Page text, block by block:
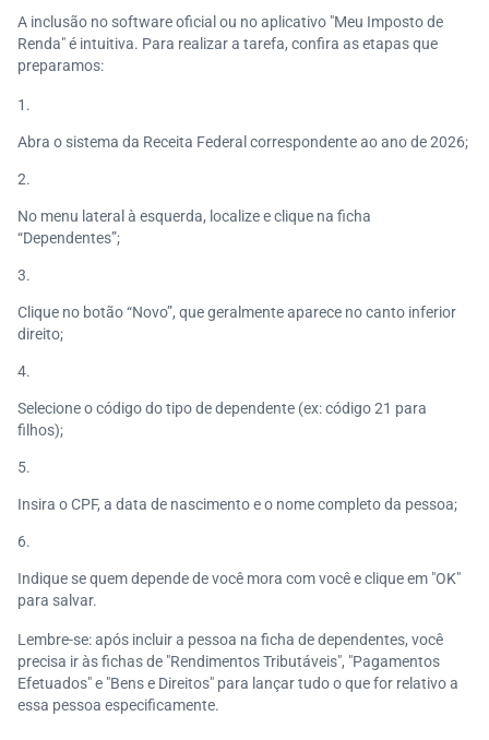
A inclusão no software oficial ou no aplicativo "Meu Imposto de
Renda" é intuitiva. Para realizar a tarefa, confira as etapas que
preparamos:
Abra o sistema da Receita Federal correspondente ao ano de 2026;
No menu lateral à esquerda, localize e clique na ficha
“Dependentes”;
Clique no botão “Novo”, que geralmente aparece no canto inferior
direito;
Selecione o código do tipo de dependente (ex: código 21 para
filhos);
Insira o CPF, a data de nascimento e o nome completo da pessoa;
Indique se quem depende de você mora com você e clique em "OK"
para salvar.
Lembre-se: após incluir a pessoa na ficha de dependentes, você
precisa ir às fichas de "Rendimentos Tributáveis", "Pagamentos
Efetuados" e "Bens e Direitos" para lançar tudo o que for relativo a
essa pessoa especificamente.